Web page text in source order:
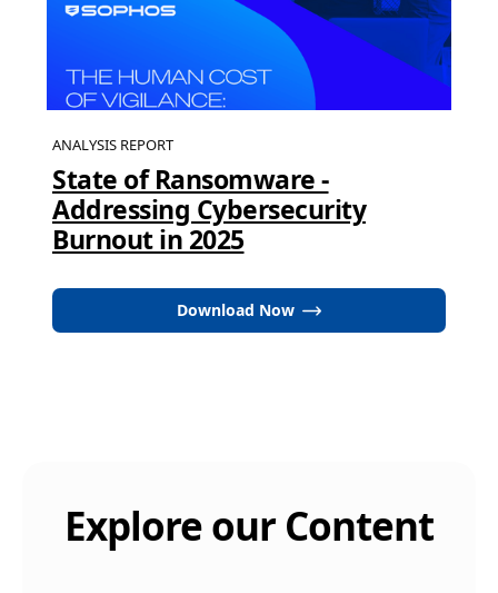
ANALYSIS REPORT
State of Ransomware -
Addressing Cybersecurity
Burnout in 2025
Download Now
Explore our Content